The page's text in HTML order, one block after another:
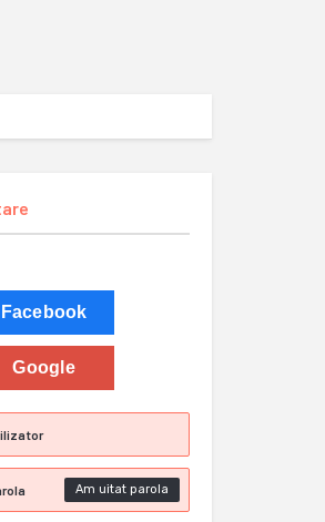
Facebook
Google
Am uitat parola